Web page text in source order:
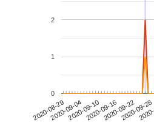
2020-08-292020-09-042020-09-102020-09-162020-09-222020-09-28
0
1
2